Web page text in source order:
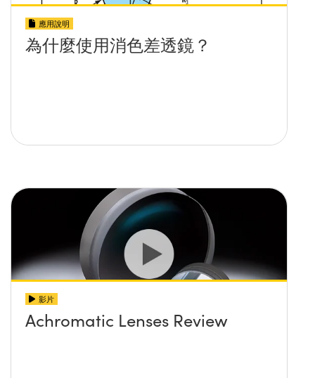
應用說明
為什麼使用消色差透鏡？
影片
Achromatic Lenses Review